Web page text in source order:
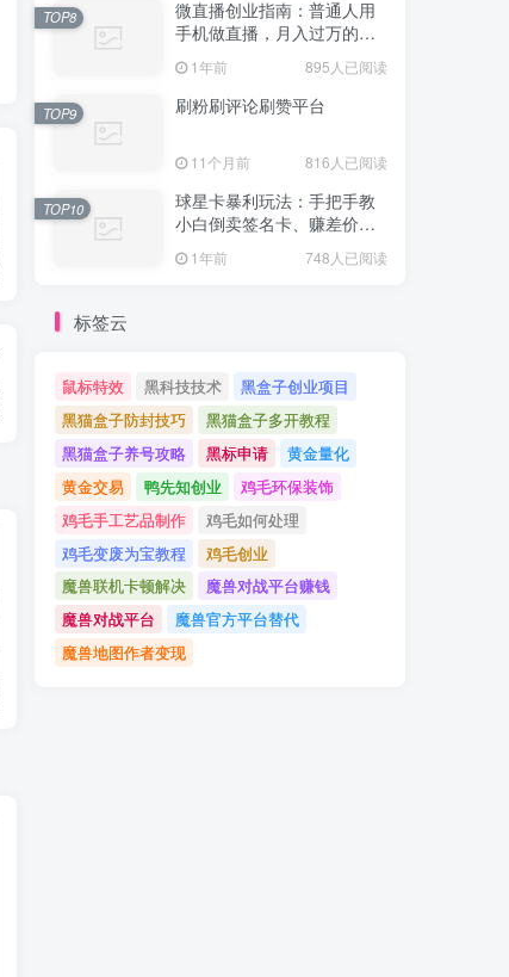
2025手机兼职全攻略：零成本日赚200+，手把手教你避开骗局躺赚 副业吧站长加盟计划
微直播创业指南：普通人用
手机做直播，月入过万的实
战技巧（附防坑指南）
球星卡暴利玩法：手把手教
小白倒卖签名卡、赚差价、
避坑指南！​
鼠标特效 黑科技技术
黑盒子创业项目
黑猫盒子防封技巧
黑猫盒子多开教程
黑猫盒子养号攻略
黑标申请
黄金量化
黄金交易
鸭先知创业
鸡毛环保装饰
鸡毛手工艺品制作
鸡毛如何处理
鸡毛变废为宝教程
鸡毛创业
魔兽联机卡顿解决
魔兽对战平台赚钱
魔兽对战平台
魔兽官方平台替代